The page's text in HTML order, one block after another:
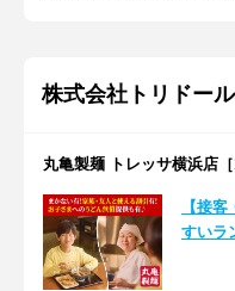
株式会社トリドー
丸亀製麺 トレッサ横浜店［
【接
すいラ